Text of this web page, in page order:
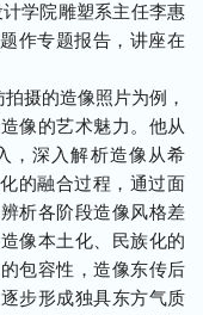
学院雕塑系主任李惠
作专题报告，讲座在
摄的造像照片为例，
像的艺术魅力。他从
，深入解析造像从希
的融合过程，通过面
析各阶段造像风格差
像本土化、民族化的
包容性，造像东传后
步形成独具东方气质